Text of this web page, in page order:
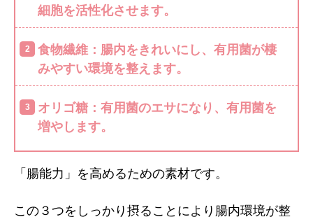
細胞を活性化させます。
食物繊維：腸内をきれいにし、有用菌が棲
みやすい環境を整えます。
オリゴ糖：有用菌のエサになり、有用菌を
増やします。
「腸能力」を高めるための素材です。
この３つをしっかり摂ることにより腸内環境が整